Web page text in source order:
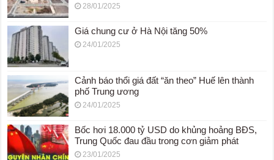
28/01/2025
Giá chung cư ở Hà Nội tăng 50%
24/01/2025
Cảnh báo thổi giá đất “ăn theo” Huế lên thành
phố Trung ương
24/01/2025
Bốc hơi 18.000 tỷ USD do khủng hoảng BĐS,
Trung Quốc đau đầu trong cơn giảm phát
23/01/2025